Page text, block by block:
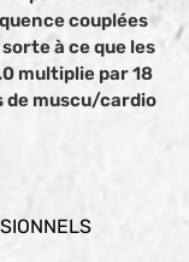
couplées
à ce que les
multiplie par 18
de muscu/cardio